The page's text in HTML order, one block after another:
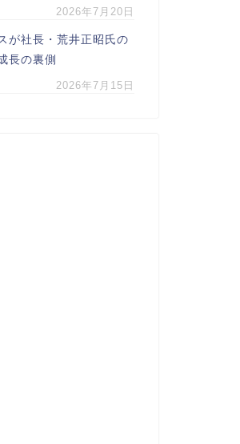
2026年7月20日
が社長・荒井正昭氏の
長の裏側
2026年7月15日